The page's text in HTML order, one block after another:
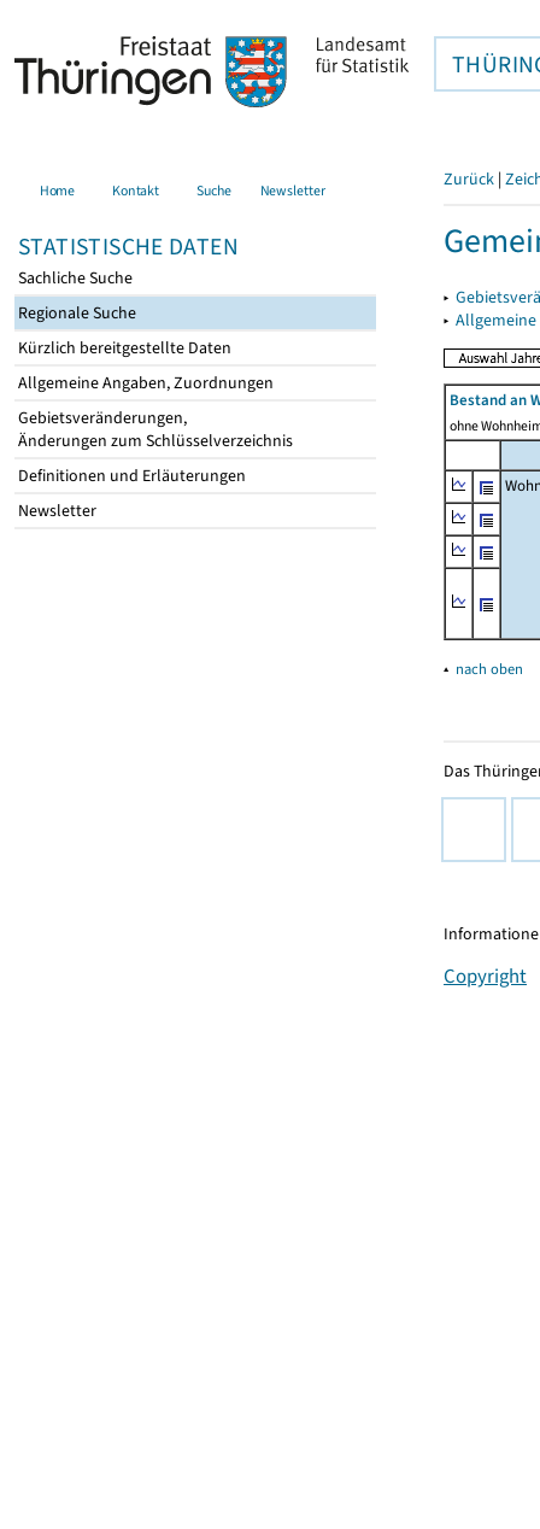
Home Kontakt Suche Newsletter
STATISTISCHE DATEN
Sachliche Suche
Regionale Suche
Kürzlich bereitgestellte Daten
Allgemeine Angaben, Zuordnungen
Gebietsveränderungen,
Änderungen zum Schlüsselverzeichnis
Definitionen und Erläuterungen
Newsletter
Zurück |
▸
▸
Bestand an
ohne
▴ nach oben
Das
Copyright